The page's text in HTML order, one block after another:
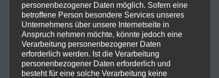
personenbezogener Daten möglich. Sofern eine
betroffene Person besondere Services unseres
Unternehmens über unsere Internetseite in
Anspruch nehmen möchte, könnte jedoch eine
Verarbeitung personenbezogener Daten
erforderlich werden. Ist die Verarbeitung
personenbezogener Daten erforderlich und
besteht für eine solche Verarbeitung keine